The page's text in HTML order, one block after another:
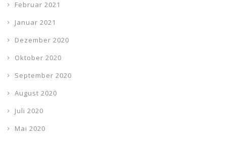
Februar 2021
Januar 2021
Dezember 2020
Oktober 2020
September 2020
August 2020
Juli 2020
Mai 2020